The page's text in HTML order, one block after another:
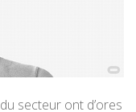
secteur ont d’ores